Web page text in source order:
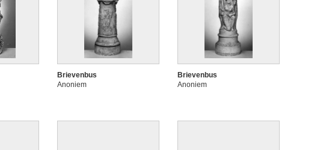
Brievenbus
Anoniem
Brievenbus
Anoniem